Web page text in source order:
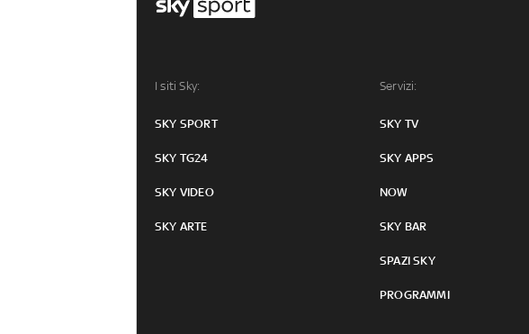
I siti Sky:
SKY SPORT
SKY TG24
SKY VIDEO
SKY ARTE
Servizi:
SKY TV
SKY APPS
NOW
SKY BAR
SPAZI SKY
PROGRAMMI